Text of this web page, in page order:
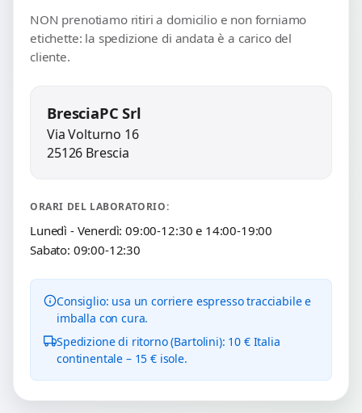
NON prenotiamo ritiri a domicilio e non forniamo
etichette: la spedizione di andata è a carico del
cliente.
BresciaPC Srl
Via Volturno 16
25126 Brescia
ORARI DEL LABORATORIO:
Lunedì - Venerdì: 09:00-12:30 e 14:00-19:00
Sabato: 09:00-12:30
Consiglio: usa un corriere espresso tracciabile e
imballa con cura.
Spedizione di ritorno (Bartolini): 10 € Italia
continentale – 15 € isole.